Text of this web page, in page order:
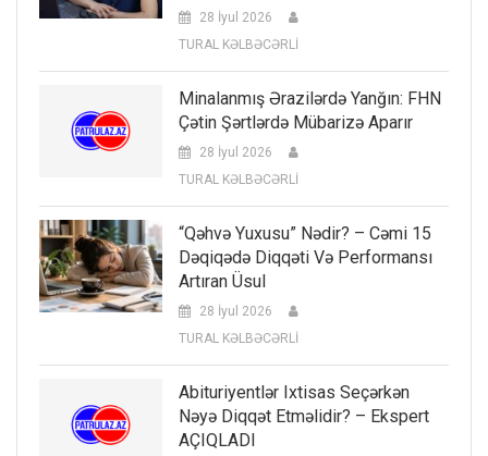
28 İyul 2026
TURAL KƏLBƏCƏRLİ
Minalanmış Ərazilərdə Yanğın: FHN
Çətin Şərtlərdə Mübarizə Aparır
28 İyul 2026
TURAL KƏLBƏCƏRLİ
“Qəhvə Yuxusu” Nədir? – Cəmi 15
Dəqiqədə Diqqəti Və Performansı
Artıran Üsul
28 İyul 2026
TURAL KƏLBƏCƏRLİ
Abituriyentlər Ixtisas Seçərkən
Nəyə Diqqət Etməlidir? – Ekspert
AÇIQLADI